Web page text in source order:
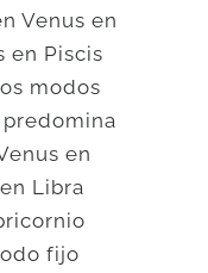
Venus en
en Piscis
modos
en
Libra
fijo